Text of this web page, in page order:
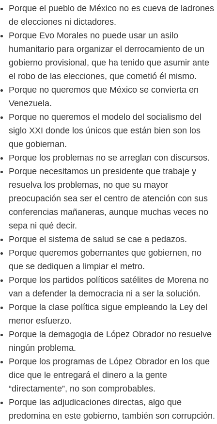
Porque el pueblo de México no es cueva de ladrones
de elecciones ni dictadores.
Porque Evo Morales no puede usar un asilo
humanitario para organizar el derrocamiento de un
gobierno provisional, que ha tenido que asumir ante
el robo de las elecciones, que cometió él mismo.
Porque no queremos que México se convierta en
Venezuela.
Porque no queremos el modelo del socialismo del
siglo XXI donde los únicos que están bien son los
que gobiernan.
Porque los problemas no se arreglan con discursos.
Porque necesitamos un presidente que trabaje y
resuelva los problemas, no que su mayor
preocupación sea ser el centro de atención con sus
conferencias mañaneras, aunque muchas veces no
sepa ni qué decir.
Porque el sistema de salud se cae a pedazos.
Porque queremos gobernantes que gobiernen, no
que se dediquen a limpiar el metro.
Porque los partidos políticos satélites de Morena no
van a defender la democracia ni a ser la solución.
Porque la clase política sigue empleando la Ley del
menor esfuerzo.
Porque la demagogia de López Obrador no resuelve
ningún problema.
Porque los programas de López Obrador en los que
dice que le entregará el dinero a la gente
“directamente”, no son comprobables.
Porque las adjudicaciones directas, algo que
predomina en este gobierno, también son corrupción.